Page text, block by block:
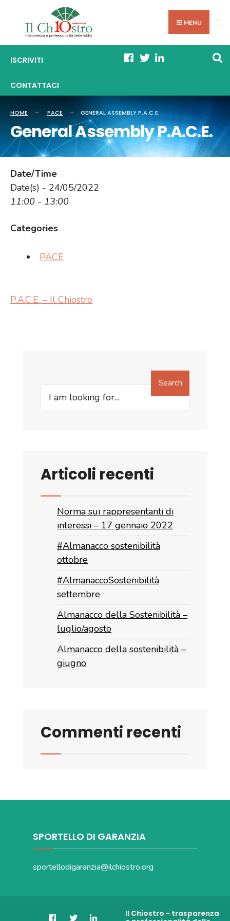
content
MENU
ISCRIVITI
CONTATTACI
HOME PACE GENERAL ASSEMBLY P.A.C.E.
General Assembly P.A.C.E.
Date/Time
Date(s) - 24/05/2022
11:00 - 13:00
Categories
PACE
P.A.C.E. – Il Chiostro
for:
Search
Articoli recenti
Norma sui rappresentanti di
interessi – 17 gennaio 2022
#Almanacco sostenibilità
ottobre
#AlmanaccoSostenibilità
settembre
Almanacco della Sostenibilità –
luglio/agosto
Almanacco della sostenibilità –
giugno
Commenti recenti
SPORTELLO DI GARANZIA
sportellodigaranzia@ilchiostro.org
Il Chiostro - trasparenza
for: